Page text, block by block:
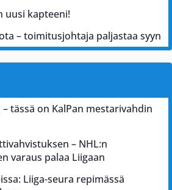
uusi kapteeni!
– toimitusjohtaja paljastaa syyn
tässä on KalPan mestarivahdin
– NHL:n
varaus palaa Liigaan
Liiga-seura repimässä